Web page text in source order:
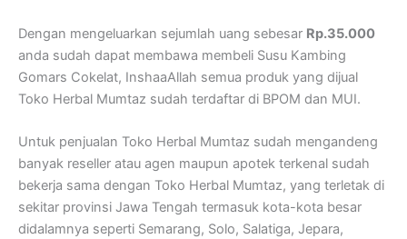
Dengan mengeluarkan sejumlah uang sebesar Rp.35.000
anda sudah dapat membawa membeli Susu Kambing
Gomars Cokelat, InshaaAllah semua produk yang dijual
Toko Herbal Mumtaz sudah terdaftar di BPOM dan MUI.
Untuk penjualan Toko Herbal Mumtaz sudah mengandeng
banyak reseller atau agen maupun apotek terkenal sudah
bekerja sama dengan Toko Herbal Mumtaz, yang terletak di
sekitar provinsi Jawa Tengah termasuk kota-kota besar
didalamnya seperti Semarang, Solo, Salatiga, Jepara,